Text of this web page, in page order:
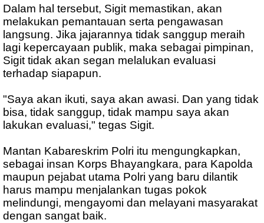
Dalam hal tersebut, Sigit memastikan, akan
melakukan pemantauan serta pengawasan
langsung. Jika jajarannya tidak sanggup meraih
lagi kepercayaan publik, maka sebagai pimpinan,
Sigit tidak akan segan melalukan evaluasi
terhadap siapapun.
"Saya akan ikuti, saya akan awasi. Dan yang tidak
bisa, tidak sanggup, tidak mampu saya akan
lakukan evaluasi," tegas Sigit.
Mantan Kabareskrim Polri itu mengungkapkan,
sebagai insan Korps Bhayangkara, para Kapolda
maupun pejabat utama Polri yang baru dilantik
harus mampu menjalankan tugas pokok
melindungi, mengayomi dan melayani masyarakat
dengan sangat baik.